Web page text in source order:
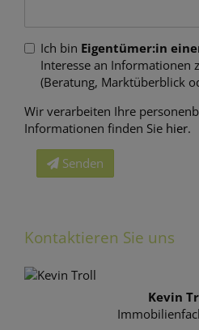
Ich bin Eigentümer:in
Interesse an Informationen
(Beratung, Marktüberblick
Wir verarbeiten Ihre
Informationen finden Sie hier.
Senden
Kontaktieren Sie uns
Kevin